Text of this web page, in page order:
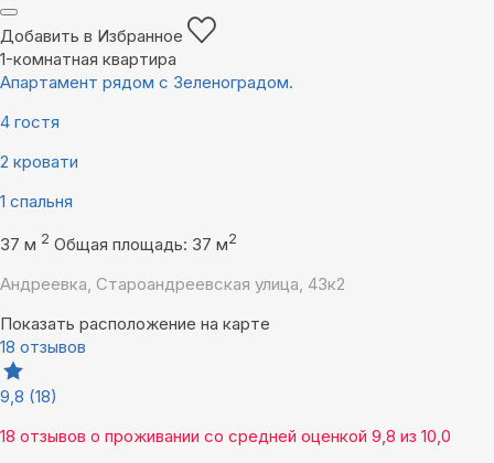
Добавить в Избранное
1-комнатная квартира
Апартамент рядом с Зеленоградом.
4 гостя
2 кровати
1 спальня
37 м 2 Общая площадь: 37 м2
Андреевка, Староандреевская улица, 43к2
Показать расположение на карте
18 отзывов
9,8 (18)
18 отзывов о проживании со средней оценкой 9,8 из 10,0